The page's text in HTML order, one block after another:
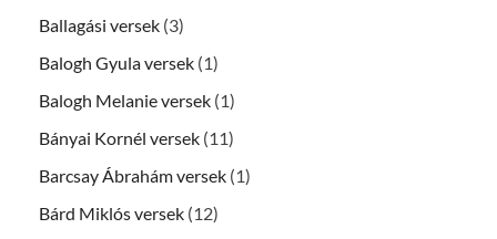
Ballagási versek (3)
Balogh Gyula versek (1)
Balogh Melanie versek (1)
Bányai Kornél versek (11)
Barcsay Ábrahám versek (1)
Bárd Miklós versek (12)